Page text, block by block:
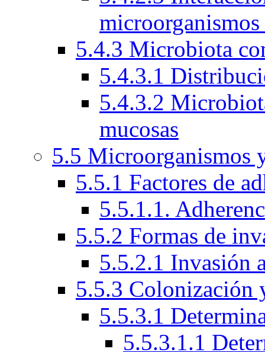
5.4.3 Microbiota
5.4.3.1
5.4.3.2
mucosas
5.5 Microorganismos
5.5.1 Factores de
5.5.1.1.
5.5.2 Formas de
5.5.2.1 Invasión
5.5.3 Colonización
5.5.3.1
5.5.3.1.1